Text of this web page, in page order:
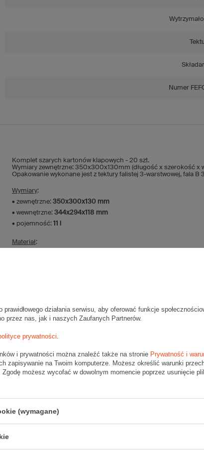
Numer
Komplet szarych kartonów klapowych - 20 szt.
Wymiary zewnętrzne: 350x300x130mm (długość x szerokość x
Opakowanie wykonane jest z tektury falistej 3-warstwowej, fala B
Wymiary:
• zewnętrzne: 350x300x130 mm
• wewnętrzne: 344x294x118 mm
• pojemność: 11 l
Materiał:
• waga jednostkowa (+/-5%):
207 g
• Poczta Polska List L
• Poczta Polska Paczka A
• InPost B
• Orlen Paczka M
działania serwisu, aby oferować funkcje
przez nas, jak i naszych Zaufanych Partnerów.
prywatności.
i prywatności można znaleźć także na stronie Prywatność i
zapisywanie na Twoim komputerze. Możesz określić warunki
Zgodę możesz wycofać w dowolnym momencie poprzez usunięcie
(wymagane)